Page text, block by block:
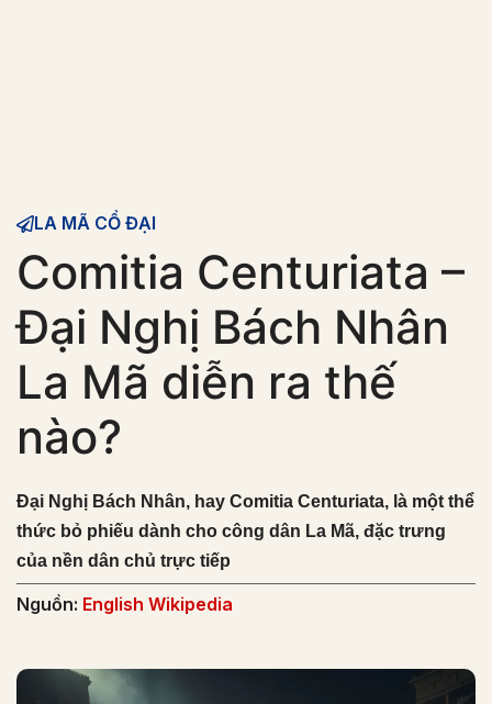
LA MÃ CỔ ĐẠI
Comitia Centuriata –
Đại Nghị Bách Nhân
La Mã diễn ra thế
nào?
Đại Nghị Bách Nhân, hay Comitia Centuriata, là một thể
thức bỏ phiếu dành cho công dân La Mã, đặc trưng
của nền dân chủ trực tiếp
Nguồn: English Wikipedia